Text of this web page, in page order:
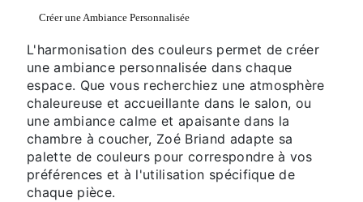
Créer une Ambiance Personnalisée
L'harmonisation des couleurs permet de créer
une ambiance personnalisée dans chaque
espace. Que vous recherchiez une atmosphère
chaleureuse et accueillante dans le salon, ou
une ambiance calme et apaisante dans la
chambre à coucher, Zoé Briand adapte sa
palette de couleurs pour correspondre à vos
préférences et à l'utilisation spécifique de
chaque pièce.